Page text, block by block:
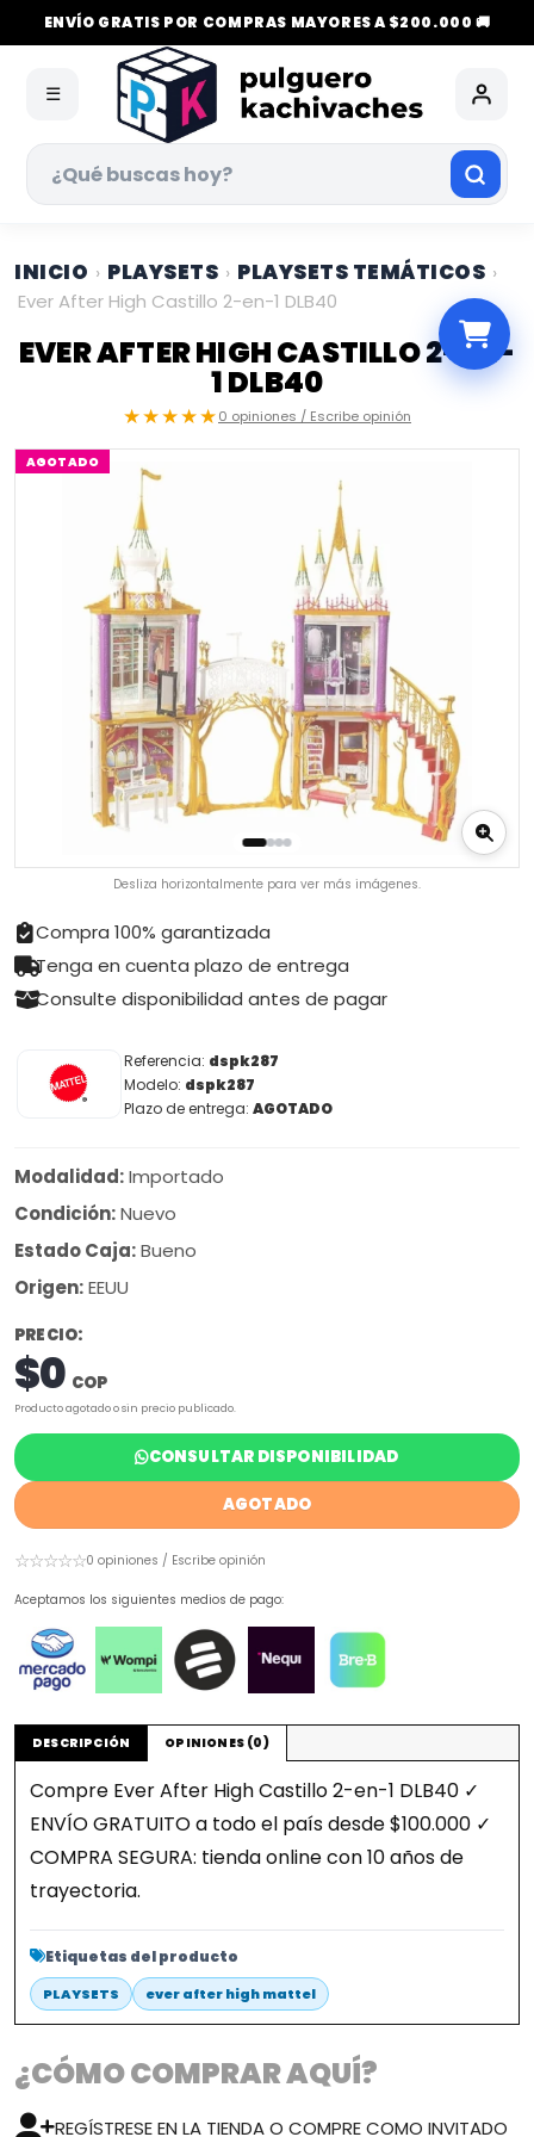
ENVÍO GRATIS POR COMPRAS MAYORES A $200.000 🚚
☰
INICIO › PLAYSETS › PLAYSETS TEMÁTICOS ›
Ever After High Castillo 2-en-1 DLB40
EVER AFTER HIGH CASTILLO 2-EN-
1 DLB40
★★★★★0 opiniones / Escribe opinión
AGOTADO
Desliza horizontalmente para ver más imágenes.
Compra 100% garantizada
Tenga en cuenta plazo de entrega
Consulte disponibilidad antes de pagar
Referencia: dspk287
Modelo: dspk287
Plazo de entrega: AGOTADO
Modalidad:Importado
Condición:Nuevo
Estado Caja:Bueno
Origen:EEUU
PRECIO:
$0 COP
Producto agotado o sin precio publicado.
CONSULTAR DISPONIBILIDAD
AGOTADO
☆☆☆☆☆0 opiniones / Escribe opinión
Aceptamos los siguientes medios de pago:
DESCRIPCIÓN OPINIONES (0)
Compre Ever After High Castillo 2-en-1 DLB40 ✓
ENVÍO GRATUITO a todo el país desde $100.000 ✓
COMPRA SEGURA: tienda online con 10 años de
trayectoria.
Etiquetas del producto
PLAYSETS ever after high mattel
¿CÓMO COMPRAR AQUÍ?
REGÍSTRESE EN LA TIENDA O COMPRE COMO INVITADO